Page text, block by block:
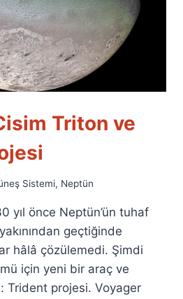
Triton ve
Sistemi, Neptün
yıl önce Neptün’ün tuhaf
geçtiğinde
hâlâ çözülemedi. Şimdi
için yeni bir araç ve
Trident projesi. Voyager